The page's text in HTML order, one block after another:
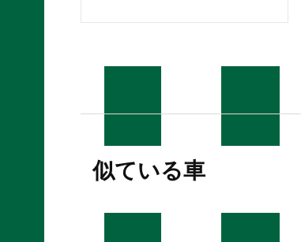
似ている車